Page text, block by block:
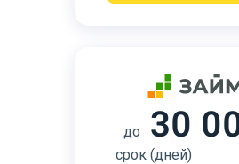
до 30
срок (дней)